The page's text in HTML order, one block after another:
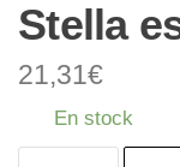
Stella
21,31€
En stock